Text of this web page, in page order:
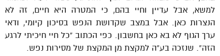
למשא, אבל עדיין וחיי בהם, כי המטרה היא חיים, זה לא
הנצרות כאן. אבל במצב שקדושת הנפש בסיכון קיומי, ודאי
ערך הגוף לא בא כאן בחשבון. כפי הכתוב “כל חיי חיכיתי לרגע
הזה”. שנזכה בע”ה למקצת מן המקצת של מסירות נפש.